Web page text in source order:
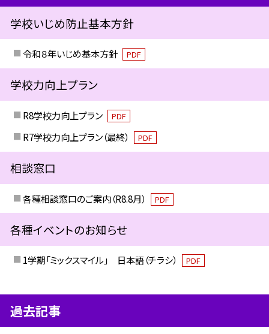
学校いじめ防止基本方針
令和８年いじめ基本方針 PDF
学校力向上プラン
R8学校力向上プラン PDF
R7学校力向上プラン（最終） PDF
相談窓口
各種相談窓口のご案内（R8.8月） PDF
各種イベントのお知らせ
1学期「ミックスマイル」 日本語（チラシ） PDF
過去記事